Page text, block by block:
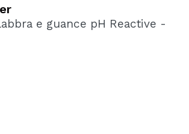
su Maquibeauty.it potrai fare i tuoi
controllare lo stato dei tuoi ordini e
e guance pH Reactive -